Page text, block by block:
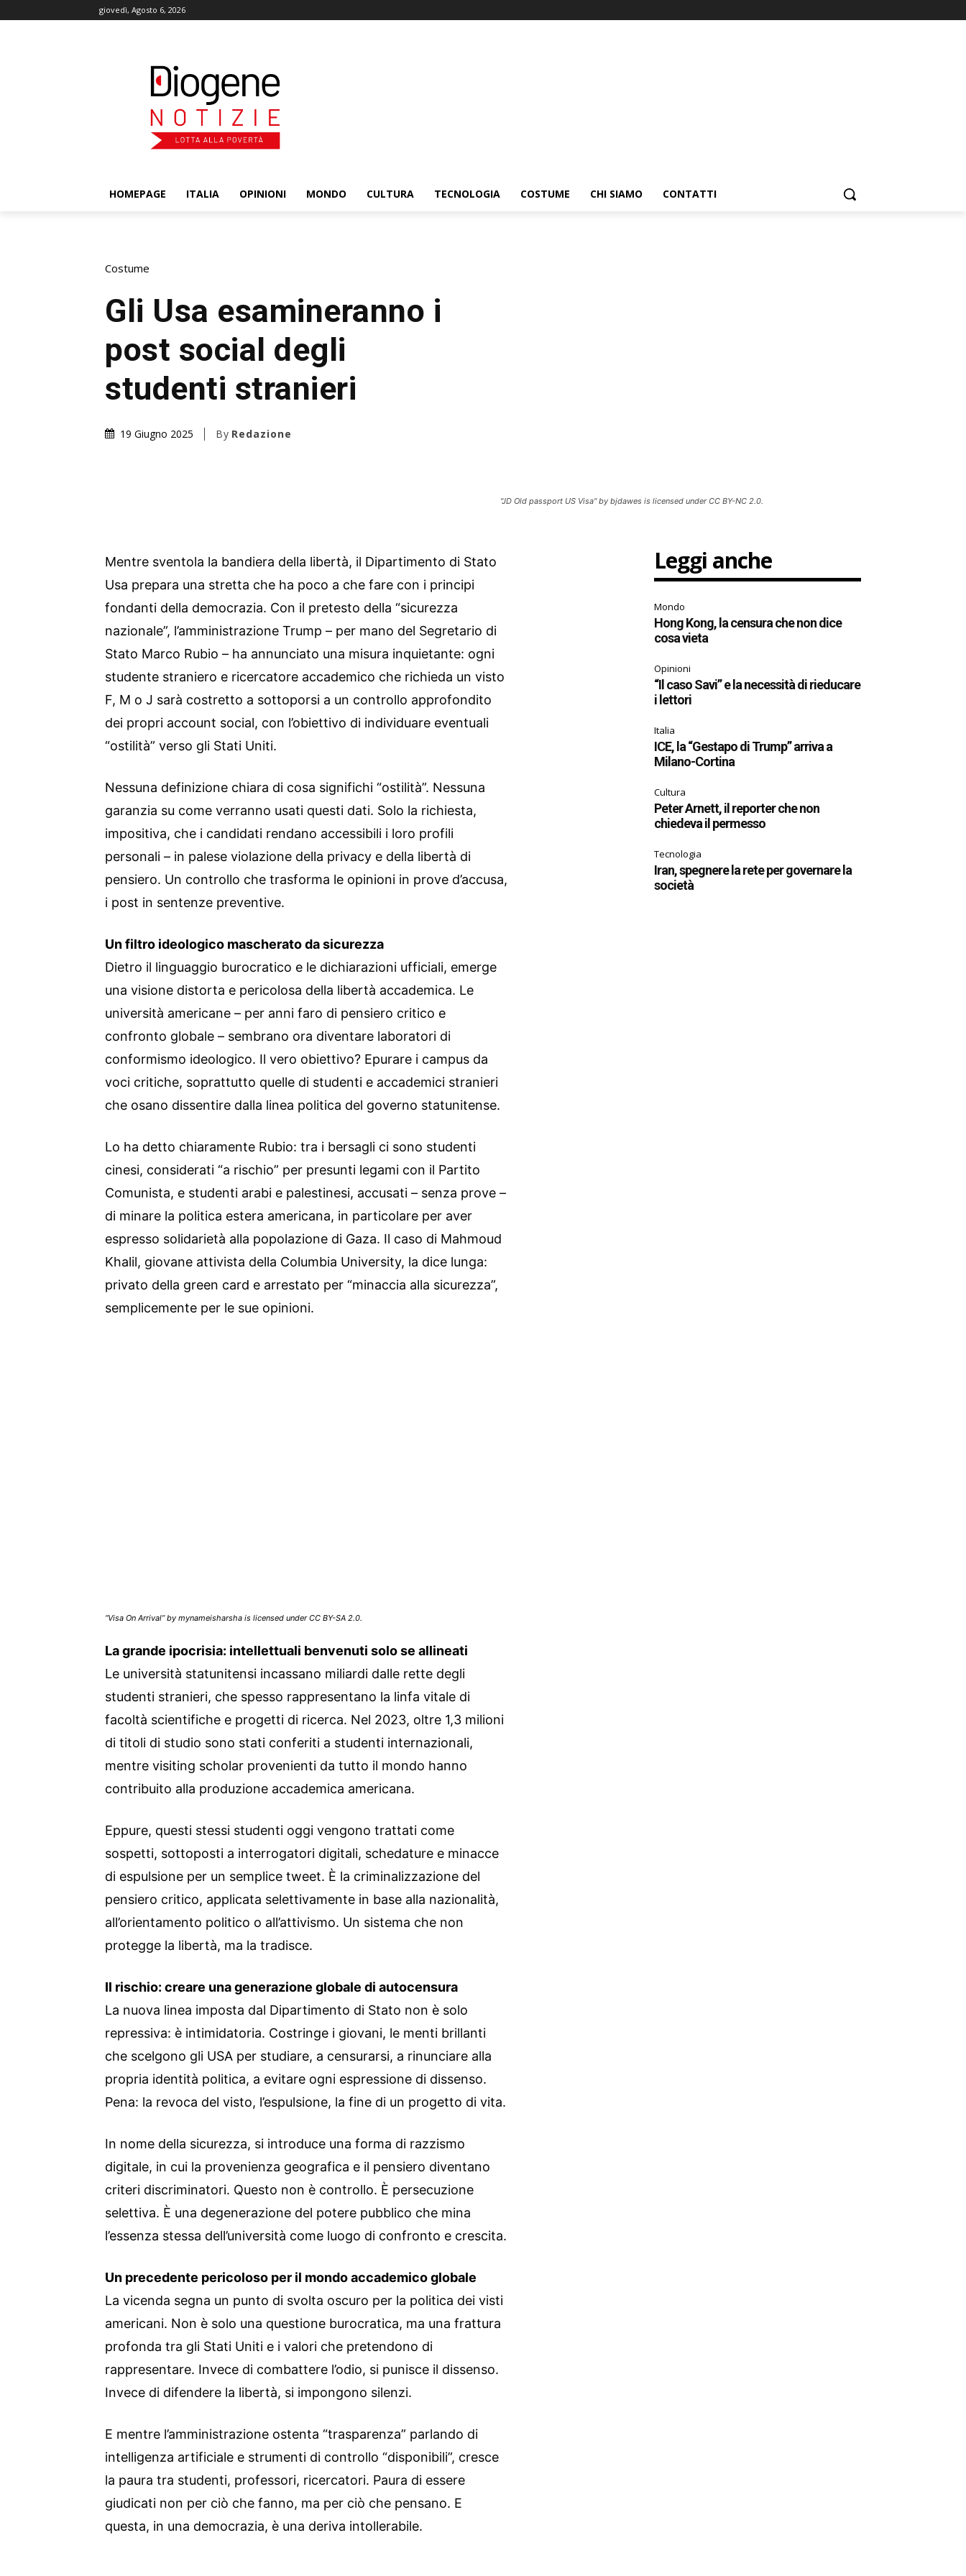
giovedì, Agosto 6, 2026
HOMEPAGE ITALIA OPINIONI MONDO CULTURA TECNOLOGIA COSTUME CHI SIAMO CONTATTI
Costume
Gli Usa esamineranno i
post social degli
studenti stranieri
19 Giugno 2025 By Redazione
"JD Old passport US Visa" by bjdawes is licensed under CC BY-NC 2.0.
Mentre sventola la bandiera della libertà, il Dipartimento di Stato
Usa prepara una stretta che ha poco a che fare con i principi
fondanti della democrazia. Con il pretesto della “sicurezza
nazionale”, l’amministrazione Trump – per mano del Segretario di
Stato Marco Rubio – ha annunciato una misura inquietante: ogni
studente straniero e ricercatore accademico che richieda un visto
F, M o J sarà costretto a sottoporsi a un controllo approfondito
dei propri account social, con l’obiettivo di individuare eventuali
“ostilità” verso gli Stati Uniti.
Nessuna definizione chiara di cosa significhi “ostilità”. Nessuna
garanzia su come verranno usati questi dati. Solo la richiesta,
impositiva, che i candidati rendano accessibili i loro profili
personali – in palese violazione della privacy e della libertà di
pensiero. Un controllo che trasforma le opinioni in prove d’accusa,
i post in sentenze preventive.
Un filtro ideologico mascherato da sicurezza
Dietro il linguaggio burocratico e le dichiarazioni ufficiali, emerge
una visione distorta e pericolosa della libertà accademica. Le
università americane – per anni faro di pensiero critico e
confronto globale – sembrano ora diventare laboratori di
conformismo ideologico. Il vero obiettivo? Epurare i campus da
voci critiche, soprattutto quelle di studenti e accademici stranieri
che osano dissentire dalla linea politica del governo statunitense.
Lo ha detto chiaramente Rubio: tra i bersagli ci sono studenti
cinesi, considerati “a rischio” per presunti legami con il Partito
Comunista, e studenti arabi e palestinesi, accusati – senza prove –
di minare la politica estera americana, in particolare per aver
espresso solidarietà alla popolazione di Gaza. Il caso di Mahmoud
Khalil, giovane attivista della Columbia University, la dice lunga:
privato della green card e arrestato per “minaccia alla sicurezza”,
semplicemente per le sue opinioni.
“Visa On Arrival” by mynameisharsha is licensed under CC BY-SA 2.0.
La grande ipocrisia: intellettuali benvenuti solo se allineati
Le università statunitensi incassano miliardi dalle rette degli
studenti stranieri, che spesso rappresentano la linfa vitale di
facoltà scientifiche e progetti di ricerca. Nel 2023, oltre 1,3 milioni
di titoli di studio sono stati conferiti a studenti internazionali,
mentre visiting scholar provenienti da tutto il mondo hanno
contribuito alla produzione accademica americana.
Eppure, questi stessi studenti oggi vengono trattati come
sospetti, sottoposti a interrogatori digitali, schedature e minacce
di espulsione per un semplice tweet. È la criminalizzazione del
pensiero critico, applicata selettivamente in base alla nazionalità,
all’orientamento politico o all’attivismo. Un sistema che non
protegge la libertà, ma la tradisce.
Il rischio: creare una generazione globale di autocensura
La nuova linea imposta dal Dipartimento di Stato non è solo
repressiva: è intimidatoria. Costringe i giovani, le menti brillanti
che scelgono gli USA per studiare, a censurarsi, a rinunciare alla
propria identità politica, a evitare ogni espressione di dissenso.
Pena: la revoca del visto, l’espulsione, la fine di un progetto di vita.
In nome della sicurezza, si introduce una forma di razzismo
digitale, in cui la provenienza geografica e il pensiero diventano
criteri discriminatori. Questo non è controllo. È persecuzione
selettiva. È una degenerazione del potere pubblico che mina
l’essenza stessa dell’università come luogo di confronto e crescita.
Un precedente pericoloso per il mondo accademico globale
La vicenda segna un punto di svolta oscuro per la politica dei visti
americani. Non è solo una questione burocratica, ma una frattura
profonda tra gli Stati Uniti e i valori che pretendono di
rappresentare. Invece di combattere l’odio, si punisce il dissenso.
Invece di difendere la libertà, si impongono silenzi.
E mentre l’amministrazione ostenta “trasparenza” parlando di
intelligenza artificiale e strumenti di controllo “disponibili”, cresce
la paura tra studenti, professori, ricercatori. Paura di essere
giudicati non per ciò che fanno, ma per ciò che pensano. E
questa, in una democrazia, è una deriva intollerabile.
Leggi anche
Mondo
Hong Kong, la censura che non dice
cosa vieta
Opinioni
“Il caso Savi” e la necessità di rieducare
i lettori
Italia
ICE, la “Gestapo di Trump” arriva a
Milano-Cortina
Cultura
Peter Arnett, il reporter che non
chiedeva il permesso
Tecnologia
Iran, spegnere la rete per governare la
società